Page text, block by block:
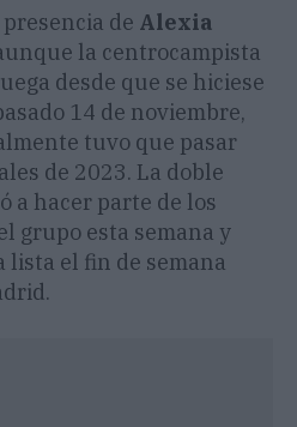
de Alexia
la centrocampista
desde que se hiciese
14 de noviembre,
tuvo que pasar
de 2023. La doble
a hacer parte de los
grupo esta semana y
lista el fin de semana